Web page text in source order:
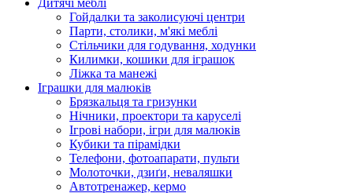
Дитячі меблі
Гойдалки та заколисуючі центри
Парти, столики, м'які меблі
Стільчики для годування, ходунки
Килимки, кошики для іграшок
Ліжка та манежі
Іграшки для малюків
Брязкальця та гризунки
Нічники, проектори та каруселі
Ігрові набори, ігри для малюків
Кубики та пірамідки
Телефони, фотоапарати, пульти
Молоточки, дзиґи, неваляшки
Автотренажер, кермо